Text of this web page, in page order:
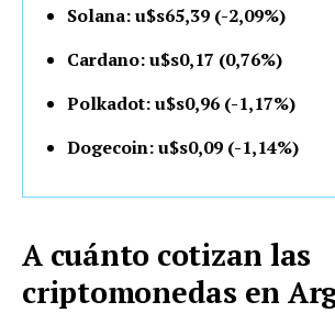
Solana: u$s65,39 (-2,09%)
Cardano: u$s0,17 (0,76%)
Polkadot: u$s0,96 (-1,17%)
Dogecoin: u$s0,09 (-1,14%)
A cuánto cotizan las
criptomonedas en